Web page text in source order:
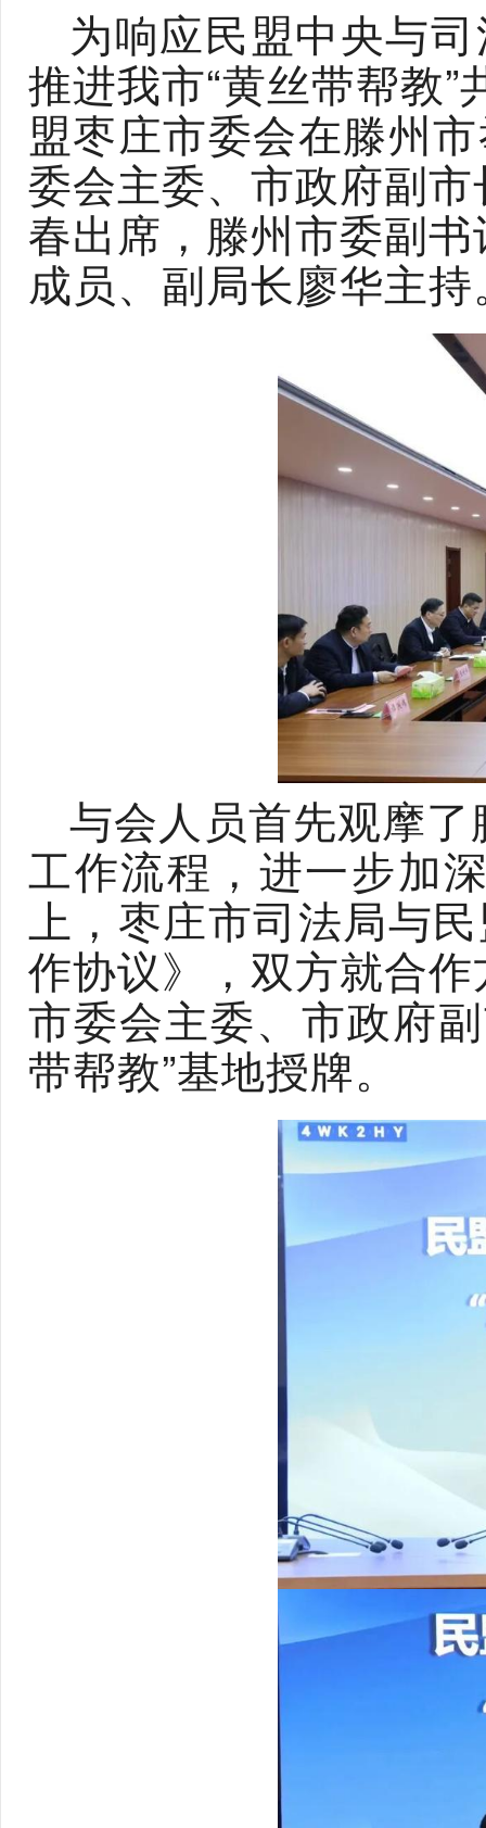
为响应民盟中央与
推进我市“黄丝带帮教
盟枣庄市委会在滕州
委会主委、市政府副
春出席，滕州市委副
成员、副局长廖华主持
与会人员首先观摩
工作流程，进一步加
上，枣庄市司法局与
作协议》，双方就合
市委会主委、市政府
带帮教”基地授牌。